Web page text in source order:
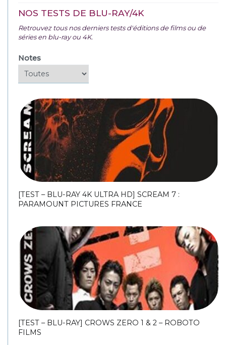
NOS TESTS DE BLU-RAY/4K
Retrouvez tous nos derniers tests d'éditions de films ou de
séries en blu-ray ou 4K.
Notes
[TEST – BLU-RAY 4K ULTRA HD] SCREAM 7 :
PARAMOUNT PICTURES FRANCE
[TEST – BLU-RAY] CROWS ZERO 1 & 2 – ROBOTO
FILMS